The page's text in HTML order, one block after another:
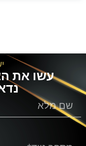
עשו את